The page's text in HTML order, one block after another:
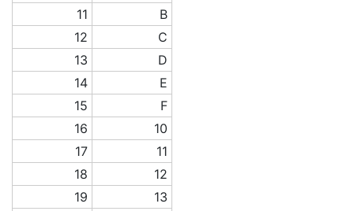
11
B
12
C
13
D
14
E
15
F
16
10
17
11
18
12
19
13